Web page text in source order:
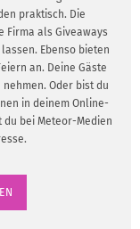
praktisch. Die
Firma als Giveaways
Ebenso bieten
an. Deine Gäste
Oder bist du
in deinem Online-
du bei Meteor-Medien